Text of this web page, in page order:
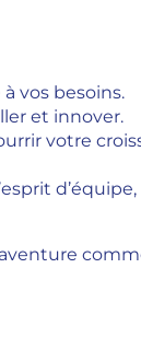
vos besoins.
et innover.
votre